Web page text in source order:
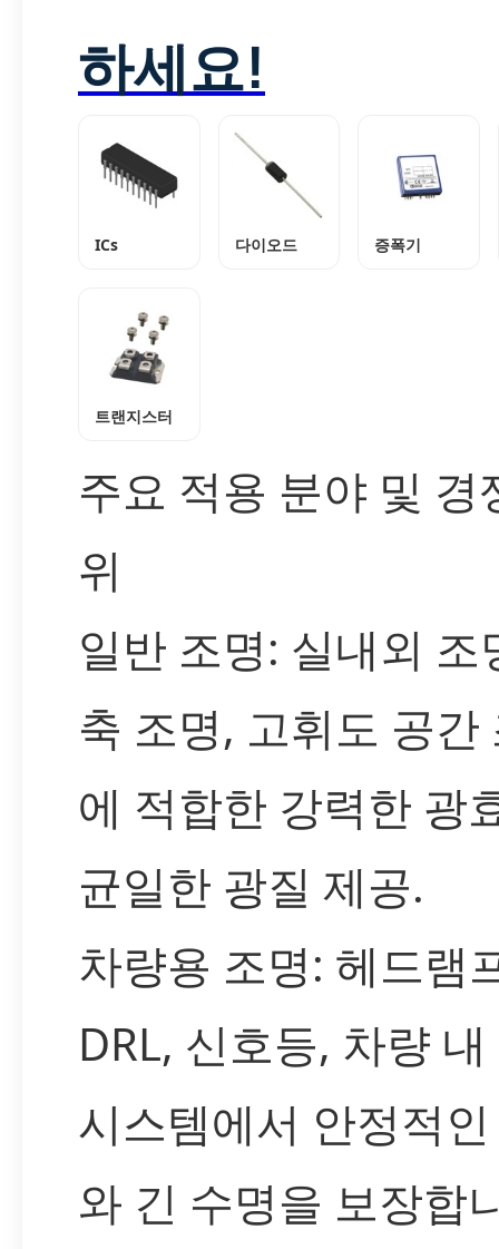
하세요!
ICs 다이오드 증폭기
트랜지스터
주요 적용 분야 및 경
위
일반 조명: 실내외 조
축 조명, 고휘도 공간
에 적합한 강력한 광
균일한 광질 제공.
차량용 조명: 헤드램
DRL, 신호등, 차량
시스템에서 안정적
와 긴 수명을 보장합